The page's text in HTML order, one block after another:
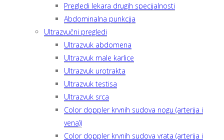
Pregledi lekara drugih specijalnosti
Abdominalna punkcija
Ultrazvučni pregledi
Ultrazvuk abdomena
Ultrazvuk male karlice
Ultrazvuk urotrakta
Ultrazvuk testisa
Ultrazvuk srca
Color doppler krvnih sudova nogu (arterija i
vena))
Color doppler krvnih sudova vrata (arterija i